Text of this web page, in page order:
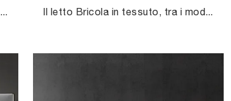
Se cerchi letti matrimoniali imbottiti, ecco qui il modello Taipei in tessuto per valorizzare la camera da letto. Il letto Bricola in tessuto, tra i modelli imbottiti matrimoniali design di Pianca, è ideale per assicurarti il sonno più profondo.